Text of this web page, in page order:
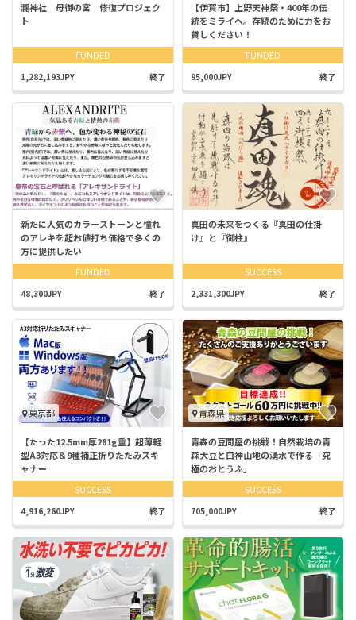
瀧神社 母御の宮 修復プロジェク
ト
FUNDED
1,282,193JPY 終了
【伊賀市】上野天神祭・400年の伝
統をミライへ。存続のために力をお
貸しください！
FUNDED
95,000JPY 終了
新たに人気のカラーストーンと憧れ
のアレキを超お値打ち価格で多くの
方に提供したい
FUNDED
48,300JPY 終了
真田の未来をつくる『真田の仕掛
け』と『御柱』
SUCCESS
2,331,300JPY 終了
東京都
【たった12.5mm厚281g重】超薄軽
型A3対応＆9種補正折りたたみスキ
ャナー
SUCCESS
4,916,260JPY 終了
青森県
青森の豆問屋の挑戦！自然栽培の青
森大豆と白神山地の湧水で作る「究
極のおとうふ」
SUCCESS
705,000JPY 終了